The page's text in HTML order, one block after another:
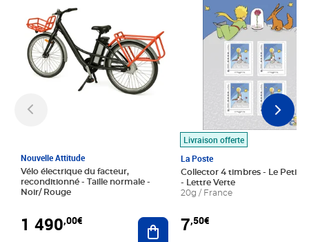
Nouvelle Attitude
Vélo électrique du facteur,
reconditionné - Taille normale -
Noir/ Rouge
1 490,00€ Ajouter au panier
Livraison offerte
La Poste
Collector 4 timbres - Le Petit
- Lettre Verte
20g / France
7,50€